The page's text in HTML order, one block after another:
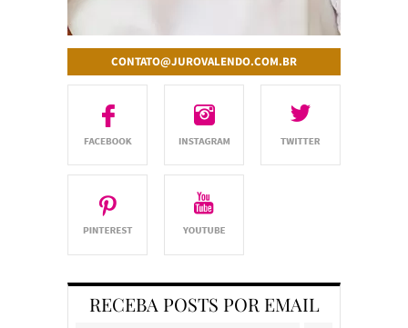
CONTATO@JUROVALENDO.COM.BR
RECEBA POSTS POR EMAIL